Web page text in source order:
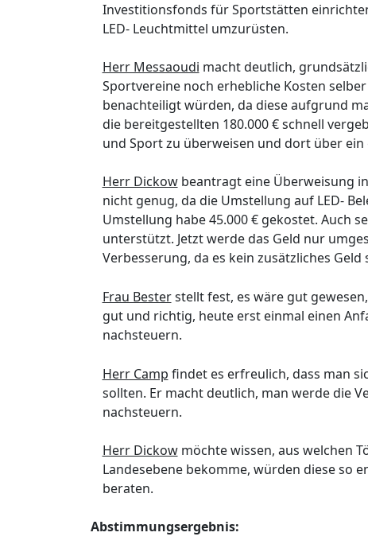
Investitionsfonds für Sportstätten
LED- Leuchtmittel umzurüsten.
Herr Messaoudi macht deutlich,
Sportvereine noch erhebliche Kosten
benachteiligt würden, da diese aufgrund
die bereitgestellten 180.000 € schnell
und Sport zu überweisen und dort über
Herr Dickowbeantragt eine Überweisung
nicht genug, da die Umstellung auf LED-
Umstellung habe 45.000 € gekostet. Auch
unterstützt. Jetzt werde das Geld nur
Verbesserung, da es kein zusätzliches
Frau Besterstellt fest, es wäre gut
gut und richtig, heute erst einmal einen
nachsteuern.
Herr Camp findet es erfreulich, dass man
sollten. Er macht deutlich, man werde die
nachsteuern.
Herr Dickowmöchte wissen, aus welchen
Landesebene bekomme, würden diese so
beraten.
Abstimmungsergebnis: